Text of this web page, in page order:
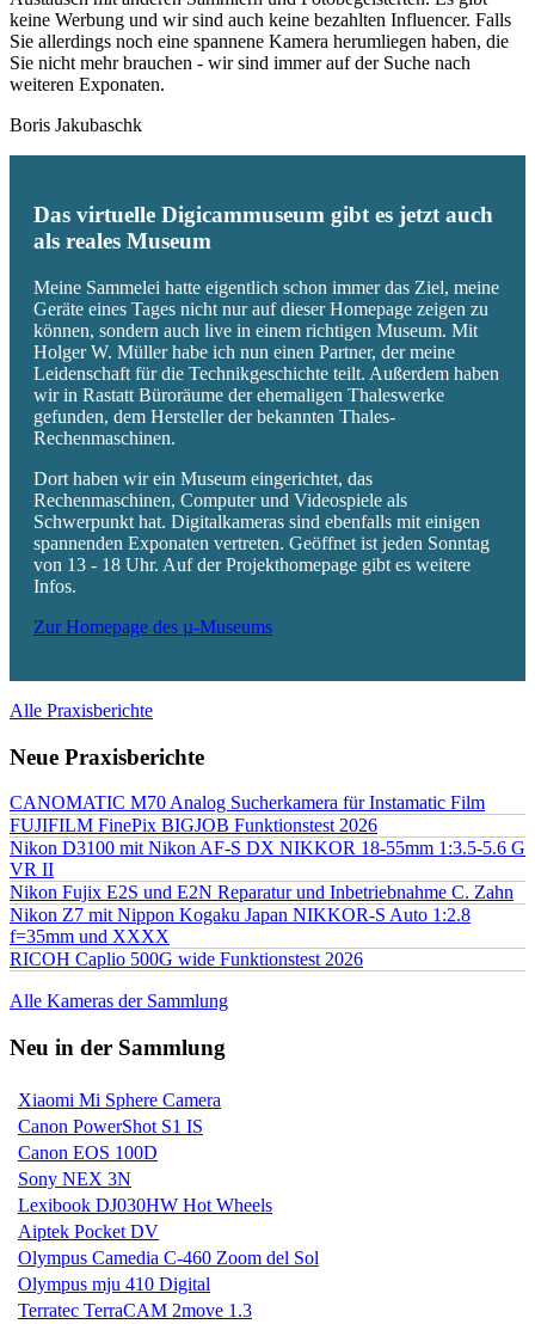
keine Werbung und wir sind auch keine bezahlten Influencer. Falls
Sie allerdings noch eine spannene Kamera herumliegen haben, die
Sie nicht mehr brauchen - wir sind immer auf der Suche nach
weiteren Exponaten.
Boris Jakubaschk
Das virtuelle Digicammuseum gibt es jetzt auch
als reales Museum
Meine Sammelei hatte eigentlich schon immer das Ziel, meine
Geräte eines Tages nicht nur auf dieser Homepage zeigen zu
können, sondern auch live in einem richtigen Museum. Mit
Holger W. Müller habe ich nun einen Partner, der meine
Leidenschaft für die Technikgeschichte teilt. Außerdem haben
wir in Rastatt Büroräume der ehemaligen Thaleswerke
gefunden, dem Hersteller der bekannten Thales-
Rechenmaschinen.
Dort haben wir ein Museum eingerichtet, das
Rechenmaschinen, Computer und Videospiele als
Schwerpunkt hat. Digitalkameras sind ebenfalls mit einigen
spannenden Exponaten vertreten. Geöffnet ist jeden Sonntag
von 13 - 18 Uhr. Auf der Projekthomepage gibt es weitere
Infos.
Zur Homepage des µ-Museums
Alle Praxisberichte
Neue Praxisberichte
CANOMATIC M70 Analog Sucherkamera für Instamatic Film
FUJIFILM FinePix BIGJOB Funktionstest 2026
Nikon D3100 mit Nikon AF-S DX NIKKOR 18-55mm 1:3.5-5.6 G
VR II
Nikon Fujix E2S und E2N Reparatur und Inbetriebnahme C. Zahn
Nikon Z7 mit Nippon Kogaku Japan NIKKOR-S Auto 1:2.8
f=35mm und XXXX
RICOH Caplio 500G wide Funktionstest 2026
Alle Kameras der Sammlung
Neu in der Sammlung
Xiaomi Mi Sphere Camera
Canon PowerShot S1 IS
Canon EOS 100D
Sony NEX 3N
Lexibook DJ030HW Hot Wheels
Aiptek Pocket DV
Olympus Camedia C-460 Zoom del Sol
Olympus mju 410 Digital
Terratec TerraCAM 2move 1.3